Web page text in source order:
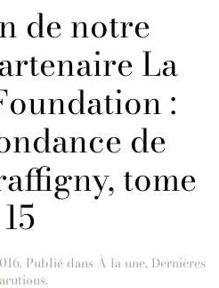
de notre
La
:
de
tome
15
. Publié dans À la une, Dernières
.